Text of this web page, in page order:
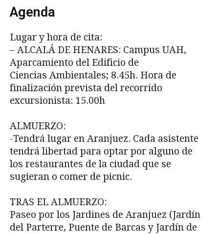
Agenda
Lugar y hora de cita:
– ALCALÁ DE HENARES: Campus UAH,
Aparcamiento del Edificio de
Ciencias Ambientales; 8.45h. Hora de
finalización prevista del recorrido
excursionista: 15.00h
ALMUERZO:
-Tendrá lugar en Aranjuez. Cada asistente
tendrá libertad para optar por alguno de
los restaurantes de la ciudad que se
sugieran o comer de picnic.
TRAS EL ALMUERZO:
Paseo por los Jardines de Aranjuez (Jardín
del Parterre, Puente de Barcas y Jardín de